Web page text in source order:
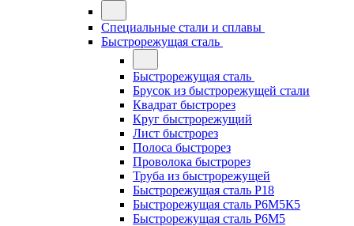
Специальные стали и сплавы
Быстрорежущая сталь
Быстрорежущая сталь
Брусок из быстрорежущей стали
Квадрат быстрорез
Круг быстрорежущий
Лист быстрорез
Полоса быстрорез
Проволока быстрорез
Труба из быстрорежущей
Быстрорежущая сталь Р18
Быстрорежущая сталь Р6М5К5
Быстрорежущая сталь Р6М5